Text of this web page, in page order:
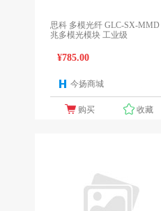
思科 多模光纤 GLC-SX-MMD 千
兆多模光模块 工业级
¥785.00
今扬商城
购买 收藏